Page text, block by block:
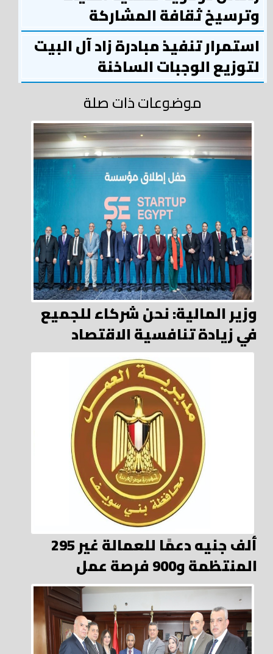
وترسيخ ثقافة المشاركة
استمرار تنفيذ مبادرة زاد آل البيت
لتوزيع الوجبات الساخنة
موضوعات ذات صلة
وزير المالية: نحن شركاء للجميع
في زيادة تنافسية الاقتصاد
295 ألف جنيه دعمًا للعمالة غير
المنتظمة و900 فرصة عمل